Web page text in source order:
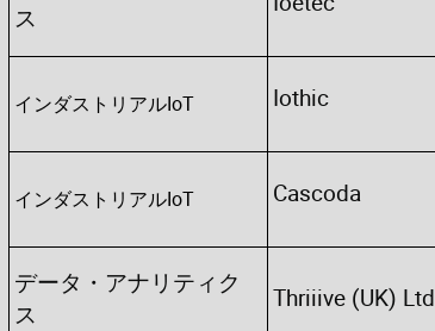
ス
インダストリアルIoT Iothic
インダストリアルIoT Cascoda
データ・アナリティク
ス
Thriiive (UK) Ltd